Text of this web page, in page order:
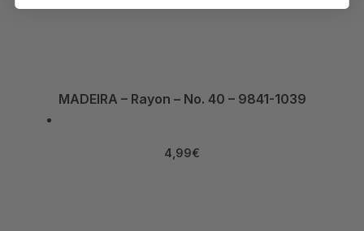
MADEIRA – Rayon – No. 40 – 9841-1039
4,99€